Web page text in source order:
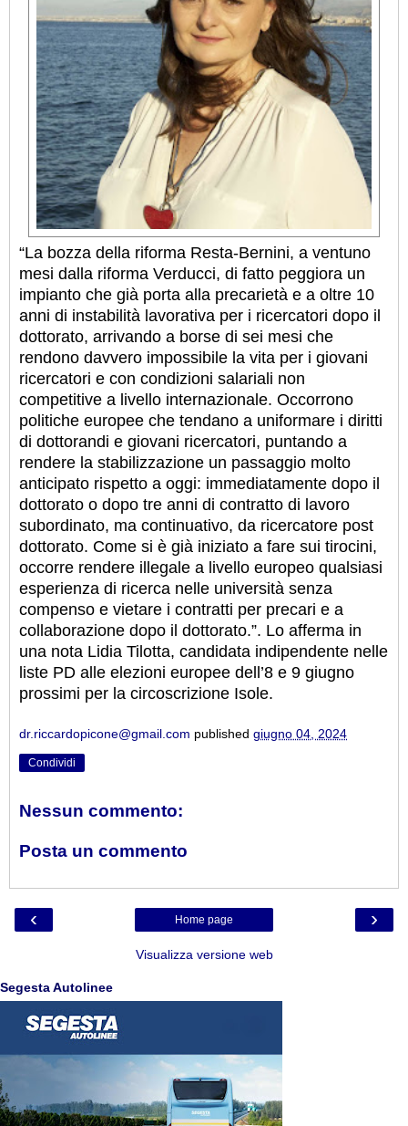
“La bozza della riforma Resta-Bernini, a ventuno
mesi dalla riforma Verducci, di fatto peggiora un
impianto che già porta alla precarietà e a oltre 10
anni di instabilità lavorativa per i ricercatori dopo il
dottorato, arrivando a borse di sei mesi che
rendono davvero impossibile la vita per i giovani
ricercatori e con condizioni salariali non
competitive a livello internazionale. Occorrono
politiche europee che tendano a uniformare i diritti
di dottorandi e giovani ricercatori, puntando a
rendere la stabilizzazione un passaggio molto
anticipato rispetto a oggi: immediatamente dopo il
dottorato o dopo tre anni di contratto di lavoro
subordinato, ma continuativo, da ricercatore post
dottorato. Come si è già iniziato a fare sui tirocini,
occorre rendere illegale a livello europeo qualsiasi
esperienza di ricerca nelle università senza
compenso e vietare i contratti per precari e a
collaborazione dopo il dottorato.”. Lo afferma in
una nota Lidia Tilotta, candidata indipendente nelle
liste PD alle elezioni europee dell’8 e 9 giugno
prossimi per la circoscrizione Isole.
dr.riccardopicone@gmail.com published giugno 04, 2024
Condividi
Nessun commento:
Posta un commento
‹ ›
Home page
Visualizza versione web
Segesta Autolinee